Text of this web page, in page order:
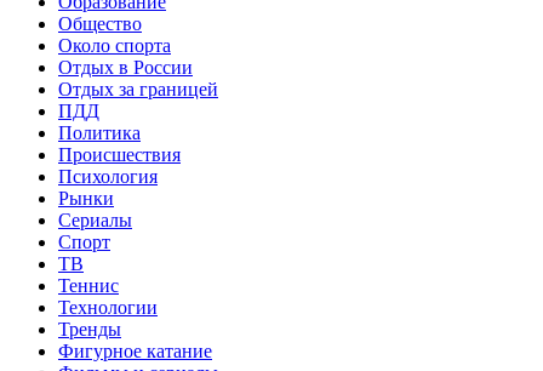
Общество
Около спорта
Отдых в России
Отдых за границей
ПДД
Политика
Происшествия
Психология
Рынки
Сериалы
Спорт
ТВ
Теннис
Технологии
Тренды
Фигурное катание